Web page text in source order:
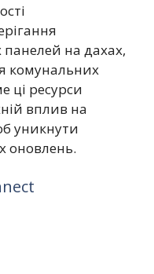
панелей на дахах,
комунальних
ці ресурси
вплив на
уникнути
оновлень.